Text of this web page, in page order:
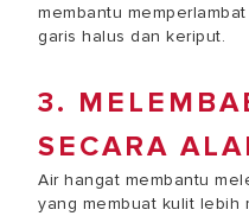
membantu
garis halus dan keriput.
3.
SECARA
Air hangat membantu
yang membuat kulit lebih